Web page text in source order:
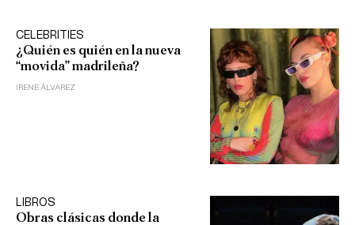
CELEBRITIES
¿Quién es quién en la nueva
“movida” madrileña?
IRENE ÁLVAREZ
LIBROS
Obras clásicas donde la